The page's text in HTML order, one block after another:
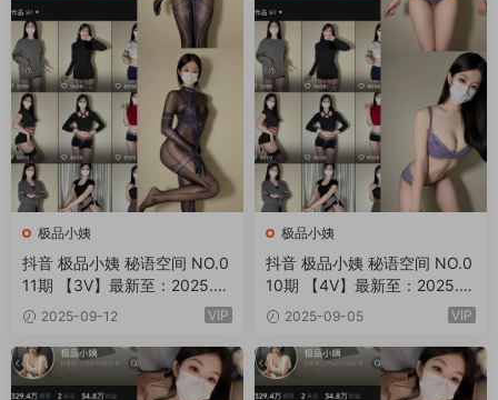
极品小姨
抖音 极品小姨 秘语空间 NO.0
11期 【3V】最新至：2025.9.
13 2025-09-12 VIP
极品小姨
抖音 极品小姨 秘语空间 NO.0
10期 【4V】最新至：2025.9.
6 2025-09-05 VIP